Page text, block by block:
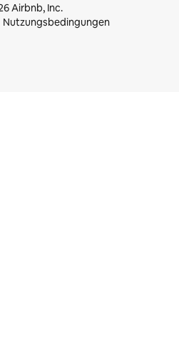
Airbnb, Inc.
Nutzungsbedingungen